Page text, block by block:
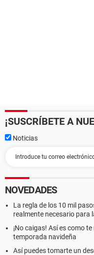
¡SUSCRÍBETE A
Noticias
NOVEDADES
La regla de los 10 mil
realmente necesario para
¡No caigas! Así es como
temporada navideña
Así puedes tomarte un